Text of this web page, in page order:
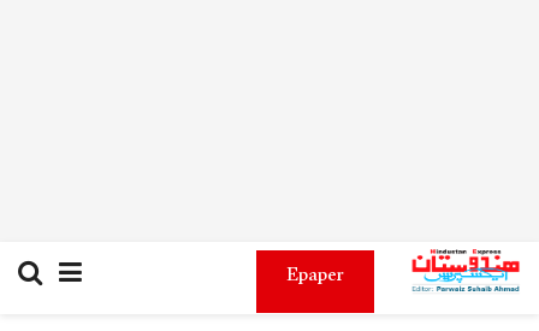
Epaper